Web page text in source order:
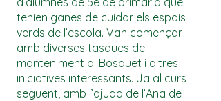
tenien ganes de cuidar els espais
verds de l’escola. Van començar
amb diverses tasques de
manteniment al Bosquet i altres
iniciatives interessants. Ja al curs
següent, amb l’ajuda de l’Ana de